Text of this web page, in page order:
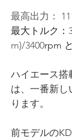
最高出力：
最大トルク：
m)/3400rpm
ハイエース搭
は、一番新し
ります。
前モデルの